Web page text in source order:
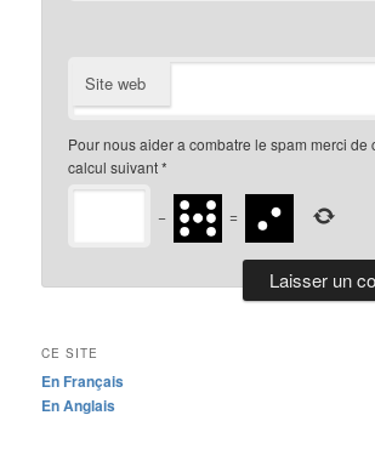
Site web
Pour nous aider a combatre le spam merci de
calcul suivant*
− =
CE SITE
En Français
En Anglais